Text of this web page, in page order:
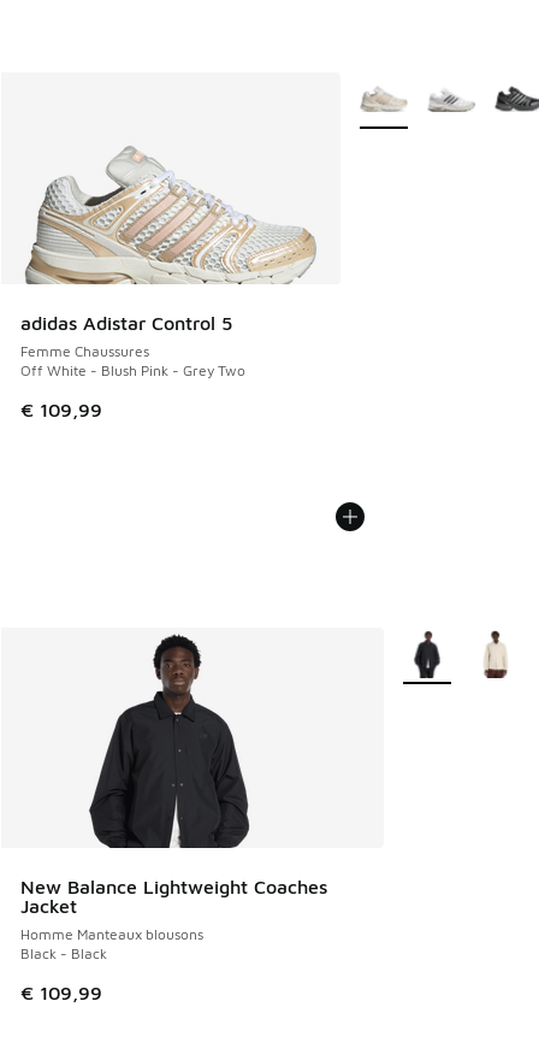
adidas Adistar Control 5
Femme Chaussures
Off White - Blush Pink - Grey Two
€ 109,99
Plus de couleurs
New Balance Lightweight Coaches
Jacket
Homme Manteaux blousons
Black - Black
€ 109,99
Plus de couleurs